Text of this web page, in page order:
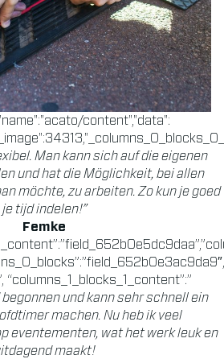
content","data":
Man kann sich auf die eigenen
und hat die Möglichkeit, bei allen
möchte, zu arbeiten. Zo kun je goed
je tijd indelen!”
Femke
und kann sehr schnell ein
machen. Nu heb ik veel
eventementen, wat het werk leuk en
maakt!